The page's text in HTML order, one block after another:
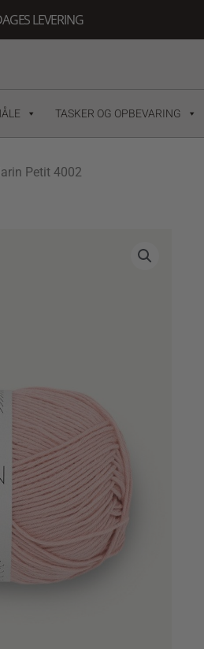
LEVERING
TASKER OG OPBEVARING
Petit 4002